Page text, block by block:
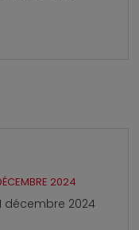
2024
décembre 2024